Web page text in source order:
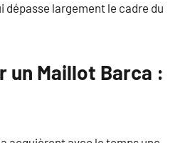
largement le cadre du
un Maillot Barca :